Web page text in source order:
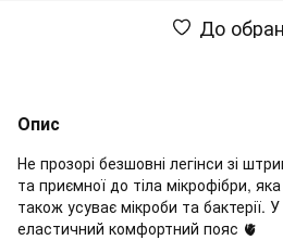
До
Опис
Не прозорі безшовні легінси зі
та приємної до тіла мікрофібри,
також усуває мікроби та бактерії.
еластичний комфортний пояс 🫀